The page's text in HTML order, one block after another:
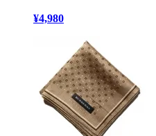
¥4,980